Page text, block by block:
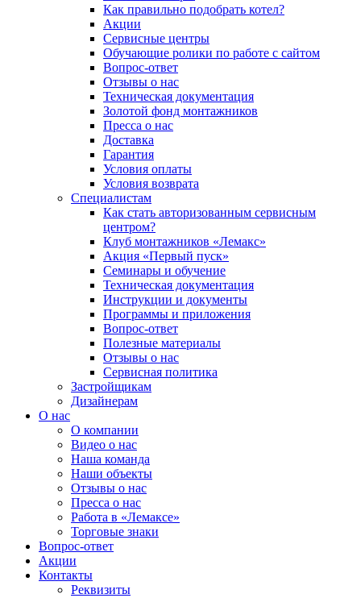
Как правильно подобрать котел?
Акции
Сервисные центры
Обучающие ролики по работе с сайтом
Вопрос-ответ
Отзывы о нас
Техническая документация
Золотой фонд монтажников
Пресса о нас
Доставка
Гарантия
Условия оплаты
Условия возврата
Специалистам
Как стать авторизованным сервисным
центром?
Клуб монтажников «Лемакс»
Акция «Первый пуск»
Семинары и обучение
Техническая документация
Инструкции и документы
Программы и приложения
Вопрос-ответ
Полезные материалы
Отзывы о нас
Сервисная политика
Застройщикам
Дизайнерам
О нас
О компании
Видео о нас
Наша команда
Наши объекты
Отзывы о нас
Пресса о нас
Работа в «Лемаксе»
Торговые знаки
Вопрос-ответ
Акции
Контакты
Реквизиты